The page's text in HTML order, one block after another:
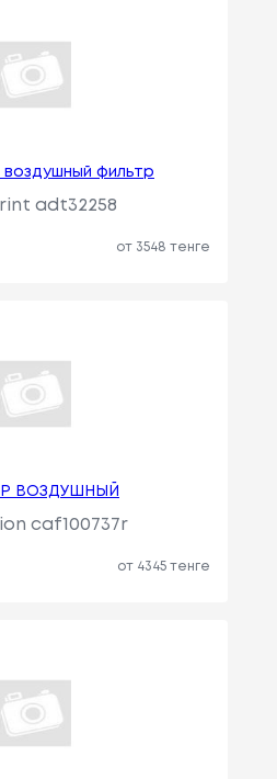
воздушный фильтр
adt32258
от 3548 тенге
ВОЗДУШНЫЙ
caf100737r
от 4345 тенге